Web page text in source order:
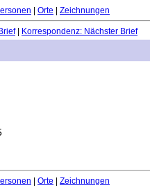
Orte Zeichnungen
| Korrespondenz: Nächster Brief
Orte Zeichnungen